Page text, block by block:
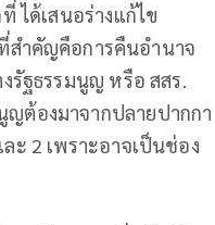
ได้เสนอร่างแก้ไข
สำคัญคือการคืนอำนาจ
รัฐธรรมนูญ หรือ สสร.
ญต้องมาจากปลายปากกา
ะ 2 เพราะอาจเป็นช่อง